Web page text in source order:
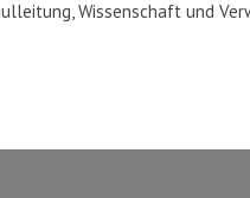
Wissenschaft und